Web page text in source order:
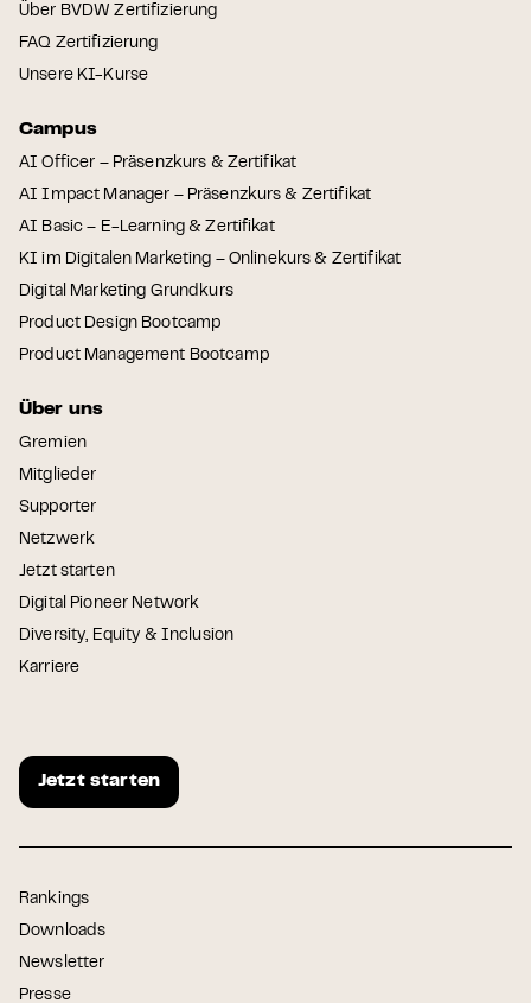
Über BVDW Zertifizierung
FAQ Zertifizierung
Unsere KI-Kurse
Campus
AI Officer – Präsenzkurs & Zertifikat
AI Impact Manager – Präsenzkurs & Zertifikat
AI Basic – E-Learning & Zertifikat
KI im Digitalen Marketing – Onlinekurs & Zertifikat
Digital Marketing Grundkurs
Product Design Bootcamp
Product Management Bootcamp
Über uns
Gremien
Mitglieder
Supporter
Netzwerk
Jetzt starten
Digital Pioneer Network
Diversity, Equity & Inclusion
Karriere
Jetzt starten
Rankings
Downloads
Newsletter
Presse